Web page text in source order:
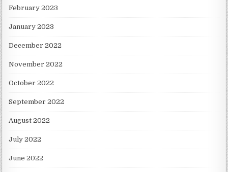
February 2023
January 2023
December 2022
November 2022
October 2022
September 2022
August 2022
July 2022
June 2022